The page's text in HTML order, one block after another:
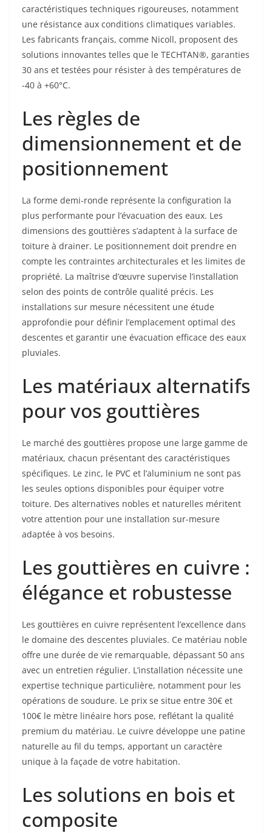
caractéristiques techniques rigoureuses, notamment
une résistance aux conditions climatiques variables.
Les fabricants français, comme Nicoll, proposent des
solutions innovantes telles que le TECHTAN®, garanties
30 ans et testées pour résister à des températures de
-40 à +60°C.
Les règles de
dimensionnement et de
positionnement
La forme demi-ronde représente la configuration la
plus performante pour l’évacuation des eaux. Les
dimensions des gouttières s’adaptent à la surface de
toiture à drainer. Le positionnement doit prendre en
compte les contraintes architecturales et les limites de
propriété. La maîtrise d’œuvre supervise l’installation
selon des points de contrôle qualité précis. Les
installations sur mesure nécessitent une étude
approfondie pour définir l’emplacement optimal des
descentes et garantir une évacuation efficace des eaux
pluviales.
Les matériaux alternatifs
pour vos gouttières
Le marché des gouttières propose une large gamme de
matériaux, chacun présentant des caractéristiques
spécifiques. Le zinc, le PVC et l’aluminium ne sont pas
les seules options disponibles pour équiper votre
toiture. Des alternatives nobles et naturelles méritent
votre attention pour une installation sur-mesure
adaptée à vos besoins.
Les gouttières en cuivre :
élégance et robustesse
Les gouttières en cuivre représentent l’excellence dans
le domaine des descentes pluviales. Ce matériau noble
offre une durée de vie remarquable, dépassant 50 ans
avec un entretien régulier. L’installation nécessite une
expertise technique particulière, notamment pour les
opérations de soudure. Le prix se situe entre 30€ et
100€ le mètre linéaire hors pose, reflétant la qualité
premium du matériau. Le cuivre développe une patine
naturelle au fil du temps, apportant un caractère
unique à la façade de votre habitation.
Les solutions en bois et
composite